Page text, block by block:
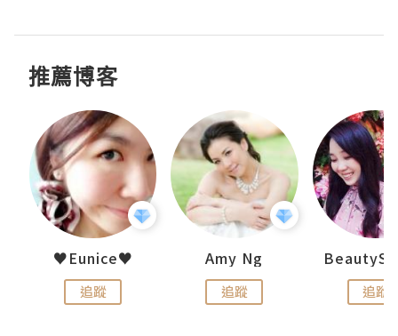
推薦博客
♥Eunice♥
追蹤
Amy Ng
追蹤 追蹤